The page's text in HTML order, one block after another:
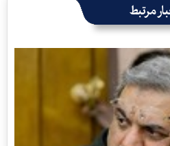
مرتبط